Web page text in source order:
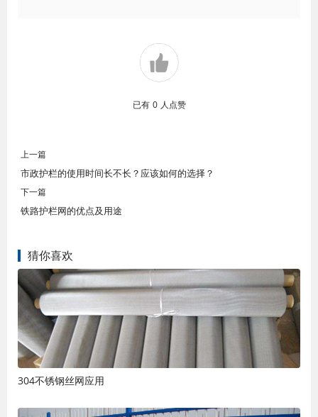
已有 0 人点赞
上一篇
市政护栏的使用时间长不长？应该如何的选择？
下一篇
铁路护栏网的优点及用途
猜你喜欢
304不锈钢丝网应用